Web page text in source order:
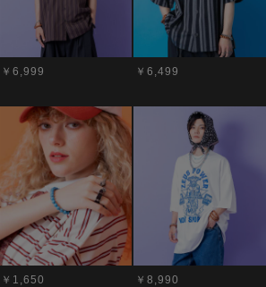
￥6,999 ￥6,499
￥1,650 ￥8,990